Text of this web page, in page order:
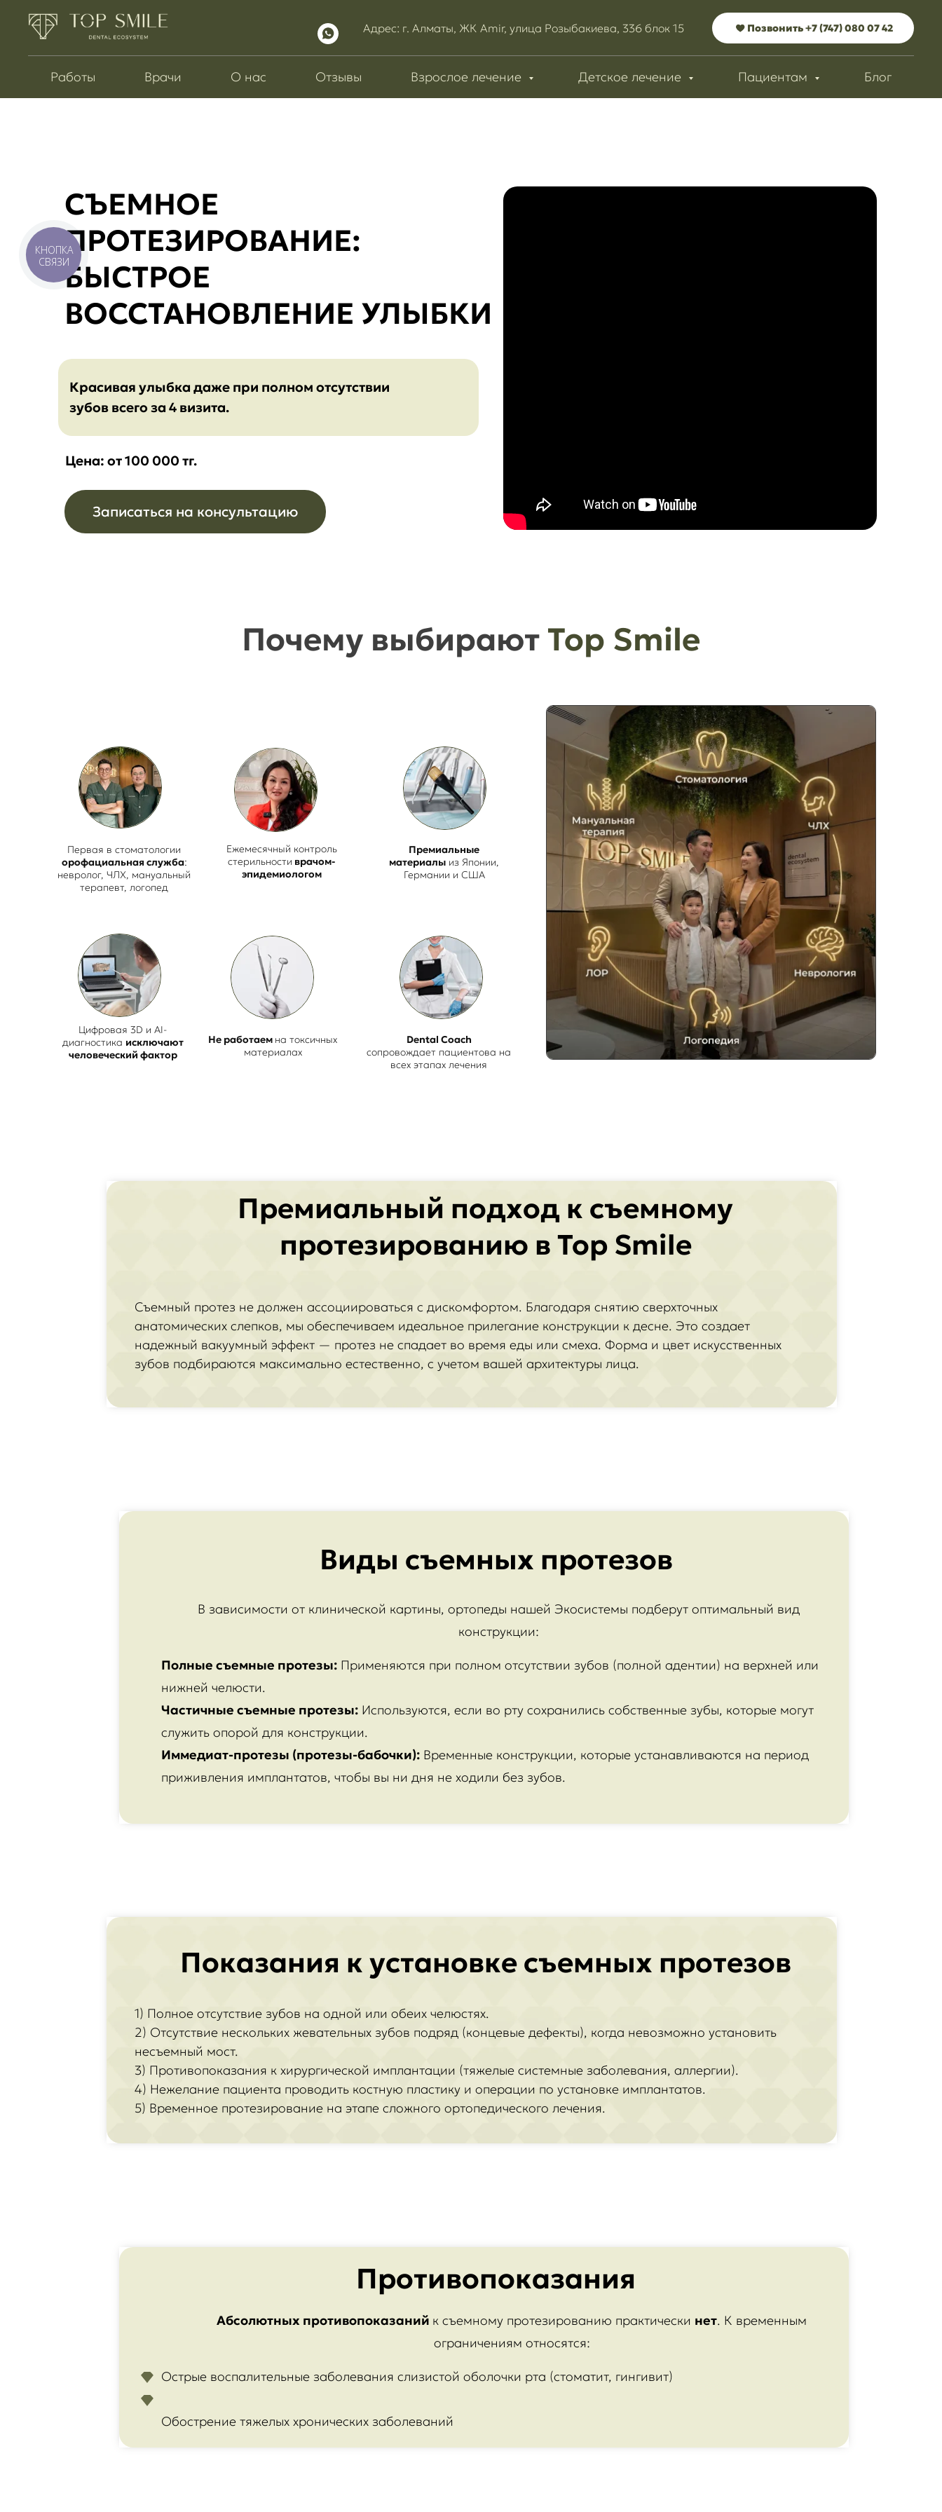
Адрес: г. Алматы, ЖК Amir, улица Розыбакиева, 336 блок 15 Позвонить +7 (747) 080 07 42
Работы Врачи О нас Отзывы Взрослое лечение Детское лечение Пациентам Блог
СЪЕМНОЕ
ПРОТЕЗИРОВАНИЕ:
БЫСТРОЕ
ВОССТАНОВЛЕНИЕ УЛЫБКИ
Красивая улыбка даже при полном отсутствии
зубов всего за 4 визита.
Цена: от 100 000 тг.
Записаться на консультацию
Почему выбирают Top Smile
Dental Coach
сопровождает пациентова на
всех этапах лечения
Не работаем на токсичных
материалах
Премиальные
материалы из Японии,
Германии и США
Цифровая 3D и AI-
диагностика исключают
человеческий фактор
Первая в стоматологии
орофациальная служба:
невролог, ЧЛХ, мануальный
терапевт, логопед
Ежемесячный контроль
стерильности врачом-
эпидемиологом
Премиальный подход к съемному
протезированию в Top Smile
Съемный протез не должен ассоциироваться с дискомфортом. Благодаря снятию сверхточных
анатомических слепков, мы обеспечиваем идеальное прилегание конструкции к десне. Это создает
надежный вакуумный эффект — протез не спадает во время еды или смеха. Форма и цвет искусственных
зубов подбираются максимально естественно, с учетом вашей архитектуры лица.
Виды съемных протезов
Полные съемные протезы: Применяются при полном отсутствии зубов (полной адентии) на верхней или
нижней челюсти.
Частичные съемные протезы: Используются, если во рту сохранились собственные зубы, которые могут
служить опорой для конструкции.
Иммедиат-протезы (протезы-бабочки): Временные конструкции, которые устанавливаются на период
приживления имплантатов, чтобы вы ни дня не ходили без зубов.
В зависимости от клинической картины, ортопеды нашей Экосистемы подберут оптимальный вид
конструкции:
Показания к установке съемных протезов
1) Полное отсутствие зубов на одной или обеих челюстях.
2) Отсутствие нескольких жевательных зубов подряд (концевые дефекты), когда невозможно установить
несъемный мост.
3) Противопоказания к хирургической имплантации (тяжелые системные заболевания, аллергии).
4) Нежелание пациента проводить костную пластику и операции по установке имплантатов.
5) Временное протезирование на этапе сложного ортопедического лечения.
Противопоказания
Острые воспалительные заболевания слизистой оболочки рта (стоматит, гингивит)
Обострение тяжелых хронических заболеваний
Абсолютных противопоказаний к съемному протезированию практически нет. К временным
ограничениям относятся: